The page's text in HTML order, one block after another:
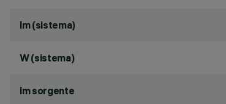
lm (sistema)
W (sistema)
lm sorgente